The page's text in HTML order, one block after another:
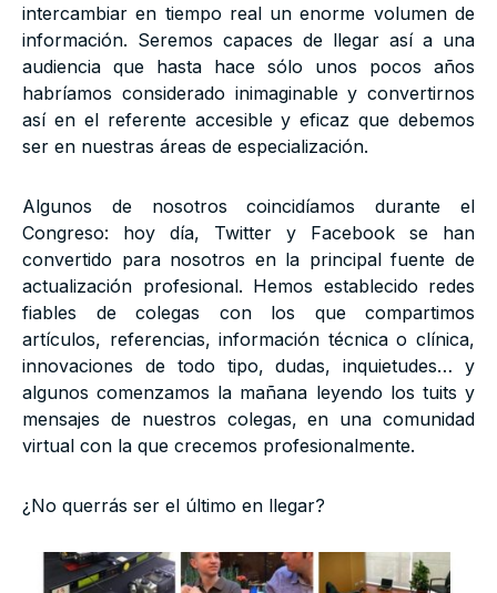
intercambiar en tiempo real un enorme volumen de
información. Seremos capaces de llegar así a una
audiencia que hasta hace sólo unos pocos años
habríamos considerado inimaginable y convertirnos
así en el referente accesible y eficaz que debemos
ser en nuestras áreas de especialización.
Algunos de nosotros coincidíamos durante el
Congreso: hoy día, Twitter y Facebook se han
convertido para nosotros en la principal fuente de
actualización profesional. Hemos establecido redes
fiables de colegas con los que compartimos
artículos, referencias, información técnica o clínica,
innovaciones de todo tipo, dudas, inquietudes… y
algunos comenzamos la mañana leyendo los tuits y
mensajes de nuestros colegas, en una comunidad
virtual con la que crecemos profesionalmente.
¿No querrás ser el último en llegar?